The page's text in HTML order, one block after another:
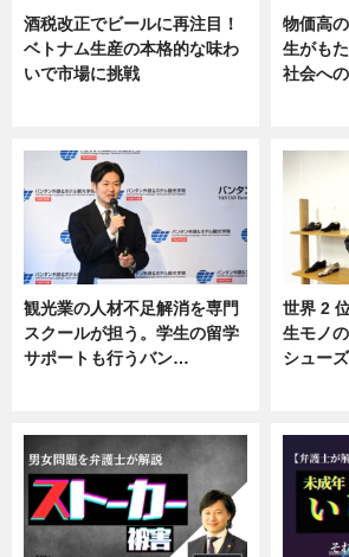
酒税改正でビールに再注目！
ベトナム生産の本格的な味わ
いで市場に挑戦
物価高
生がも
社会へ
観光業の人材不足解消を専門
スクールが担う。学生の留学
サポートも行うバン…
世界 2
生モノ
シュー